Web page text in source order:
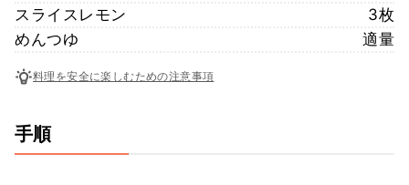
スライスレモン
3枚
めんつゆ
適量
料理を安全に楽しむための注意事項
手順